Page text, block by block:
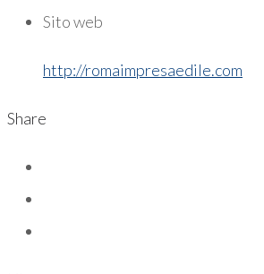
Sito web
http://romaimpresaedile.com
Share